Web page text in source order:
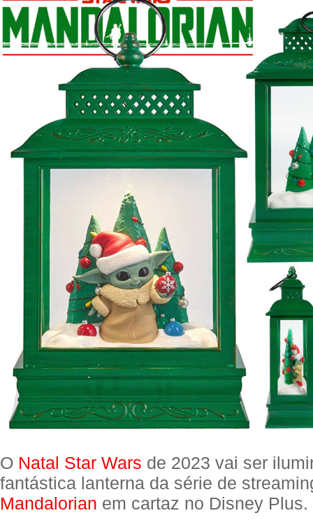
O Natal Star Wars de 2023 vai ser
fantástica lanterna da série de
Mandalorian em cartaz no Disney Plus.